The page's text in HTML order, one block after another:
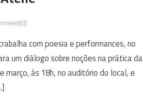
com poesia e performances, no
um diálogo sobre noções na prática da
às 18h, no auditório do local, e